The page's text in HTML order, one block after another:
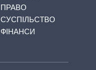
ПРАВО
СУСПІЛЬСТВО
ФІНАНСИ